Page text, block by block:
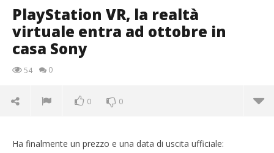
PlayStation VR, la realtà
virtuale entra ad ottobre in
casa Sony
54 0
0 0
Ha finalmente un prezzo e una data di uscita ufficiale: